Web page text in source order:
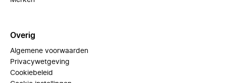
Overig
Algemene voorwaarden
Privacywetgeving
Cookiebeleid